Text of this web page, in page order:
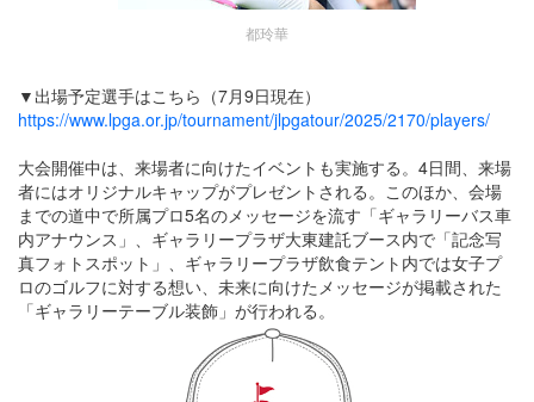
都玲華
▼出場予定選手はこちら（7月9日現在）
https://www.lpga.or.jp/tournament/jlpgatour/2025/2170/players/
大会開催中は、来場者に向けたイベントも実施する。4日間、来場
者にはオリジナルキャップがプレゼントされる。このほか、会場
までの道中で所属プロ5名のメッセージを流す「ギャラリーバス車
内アナウンス」、ギャラリープラザ大東建託ブース内で「記念写
真フォトスポット」、ギャラリープラザ飲食テント内では女子プ
ロのゴルフに対する想い、未来に向けたメッセージが掲載された
「ギャラリーテーブル装飾」が行われる。